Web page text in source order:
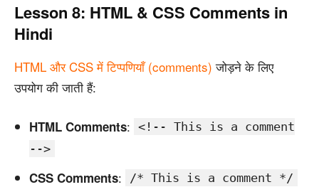
Lesson 8: HTML & CSS Comments in
Hindi
HTML और CSS में टिप्पणियाँ (comments) जोड़ने के लिए
उपयोग की जाती हैं:
HTML Comments: <!-- This is a comment
-->
CSS Comments: /* This is a comment */